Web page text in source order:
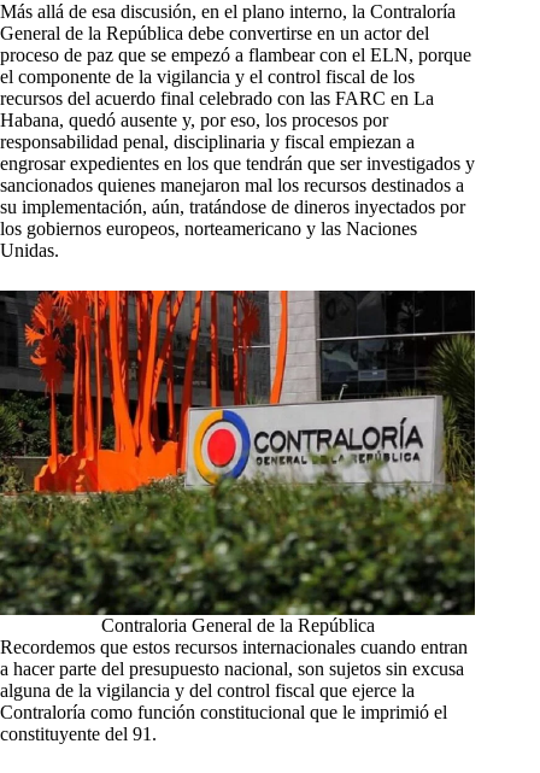
Más allá de esa discusión, en el plano interno, la Contraloría
General de la República debe convertirse en un actor del
proceso de paz que se empezó a flambear con el ELN, porque
el componente de la vigilancia y el control fiscal de los
recursos del acuerdo final celebrado con las FARC en La
Habana, quedó ausente y, por eso, los procesos por
responsabilidad penal, disciplinaria y fiscal empiezan a
engrosar expedientes en los que tendrán que ser investigados y
sancionados quienes manejaron mal los recursos destinados a
su implementación, aún, tratándose de dineros inyectados por
los gobiernos europeos, norteamericano y las Naciones
Unidas.
Contraloria General de la República
Recordemos que estos recursos internacionales cuando entran
a hacer parte del presupuesto nacional, son sujetos sin excusa
alguna de la vigilancia y del control fiscal que ejerce la
Contraloría como función constitucional que le imprimió el
constituyente del 91.